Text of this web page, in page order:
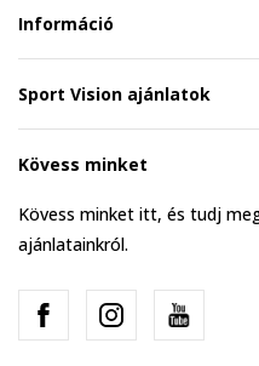
Információ
Sport Vision ajánlatok
Kövess minket
Kövess minket itt, és tudj
ajánlatainkról.